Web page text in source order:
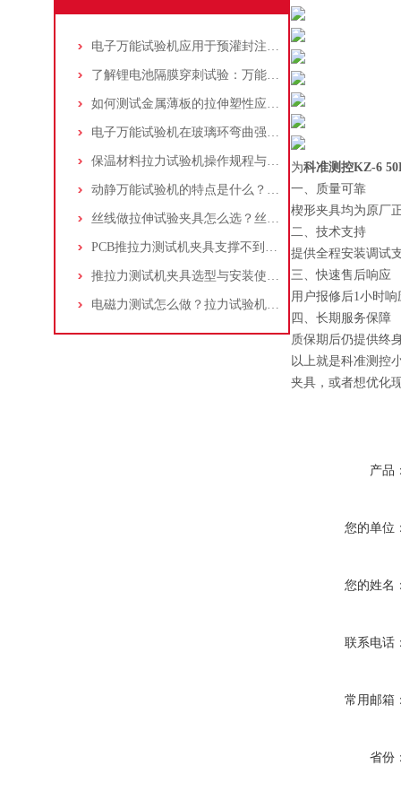
电子万能试验机应用于预灌封注射器注射针与针座连接力测试：方法与步骤详解
了解锂电池隔膜穿刺试验：万能试验机与穿刺夹具的应用操作指南
如何测试金属薄板的拉伸塑性应变比(r值)：万能试验机操作步骤解析！
电子万能试验机在玻璃环弯曲强度测试中的应用：原理、标准和流程
保温材料拉力试验机操作规程与测试标准介绍：夹具选择及应用
动静万能试验机的特点是什么？适合做什么试验？
丝线做拉伸试验夹具怎么选？丝线拉伸试验夹具应该如何操作？
PCB推拉力测试机夹具支撑不到位，贴片电阻掉件却测不出？一个案例告诉你
推拉力测试机夹具选型与安装使用详细指南
电磁力测试怎么做？拉力试验机选量程/精度/夹具配置指南
为科准测控KZ-6
一、质量可靠
楔形夹具均为原厂
二、技术支持
提供全程安装调试
三、快速售后响应
用户报修后1小时
四、长期服务保障
质保期后仍提供终
以上就是科准测控
夹具，或者想优化
产品
您的单位
您的姓名
联系电话
常用邮箱
省份